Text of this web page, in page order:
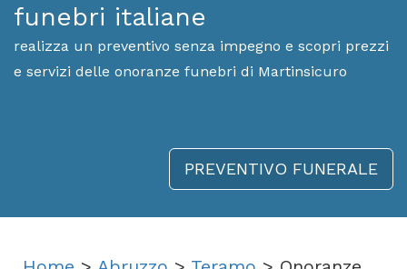
funebri italiane
realizza un preventivo senza impegno e scopri prezzi
e servizi delle onoranze funebri di Martinsicuro
PREVENTIVO FUNERALE